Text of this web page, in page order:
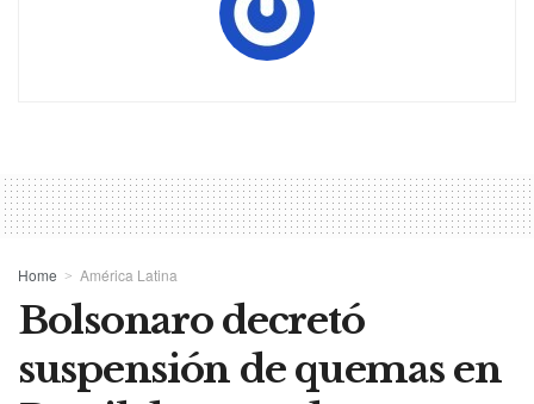
Home América Latina
Bolsonaro decretó
suspensión de quemas en